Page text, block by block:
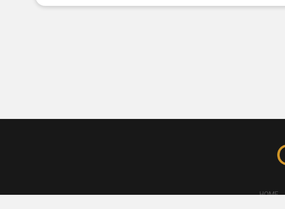
HOME